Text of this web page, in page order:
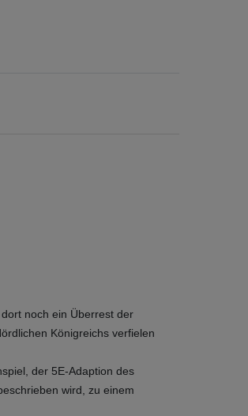
noch ein Überrest der
Königreichs verfielen
der 5E-Adaption des
wird, zu einem